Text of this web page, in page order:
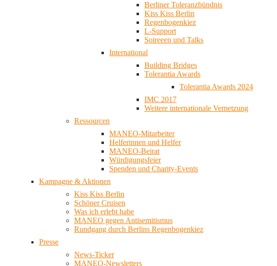
Berliner Toleranzbündnis
Kiss Kiss Berlin
Regenbogenkiez
L-Support
Soireeen und Talks
International
Building Bridges
Tolerantia Awards
Tolerantia Awards 2024
IMC 2017
Weitere internationale Vernetzung
Ressourcen
MANEO-Mitarbeiter
Helferinnen und Helfer
MANEO-Beirat
Würdigungsfeier
Spenden und Charity-Events
Kampagne & Aktionen
Kiss Kiss Berlin
Schöner Cruisen
Was ich erlebt habe
MANEO gegen Antisemitismus
Rundgang durch Berlins Regenbogenkiez
Presse
News-Ticker
MANEO-Newsletters